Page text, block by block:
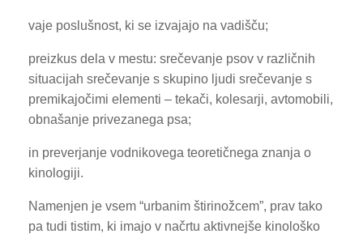
vaje poslušnost, ki se izvajajo na vadišču;
preizkus dela v mestu: srečevanje psov v različnih
situacijah srečevanje s skupino ljudi srečevanje s
premikajočimi elementi – tekači, kolesarji, avtomobili,
obnašanje privezanega psa;
in preverjanje vodnikovega teoretičnega znanja o
kinologiji.
Namenjen je vsem “urbanim štirinožcem”, prav tako
pa tudi tistim, ki imajo v načrtu aktivnejše kinološko